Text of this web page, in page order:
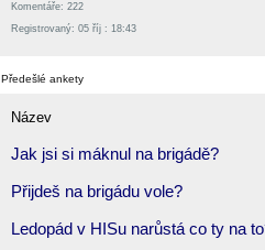
Komentáře: 222
Registrovaný: 05 říj : 18:43
Předešlé ankety
Název
Jak jsi si máknul na brigádě?
Přijdeš na brigádu vole?
Ledopád v HISu narůstá co ty na